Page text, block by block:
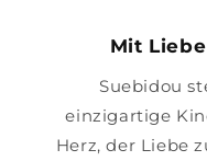
Mit
Suebidou
einzigartige
Herz, der Liebe